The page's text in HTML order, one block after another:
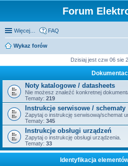
Forum
Więcej… FAQ
Wykaz forów
Dzisiaj jest czw 06 sie
Noty katalogowe / datasheets
Nie możesz znaleźć konkretnej
Tematy: 219
Instrukcje serwisowe / schematy
Zapytaj o instrukcję serwisową/schemat
Tematy: 345
Instrukcje obsługi urządzeń
Zapytaj o instrukcję obsługi urządzenia.
Tematy: 33
Identyfikacja